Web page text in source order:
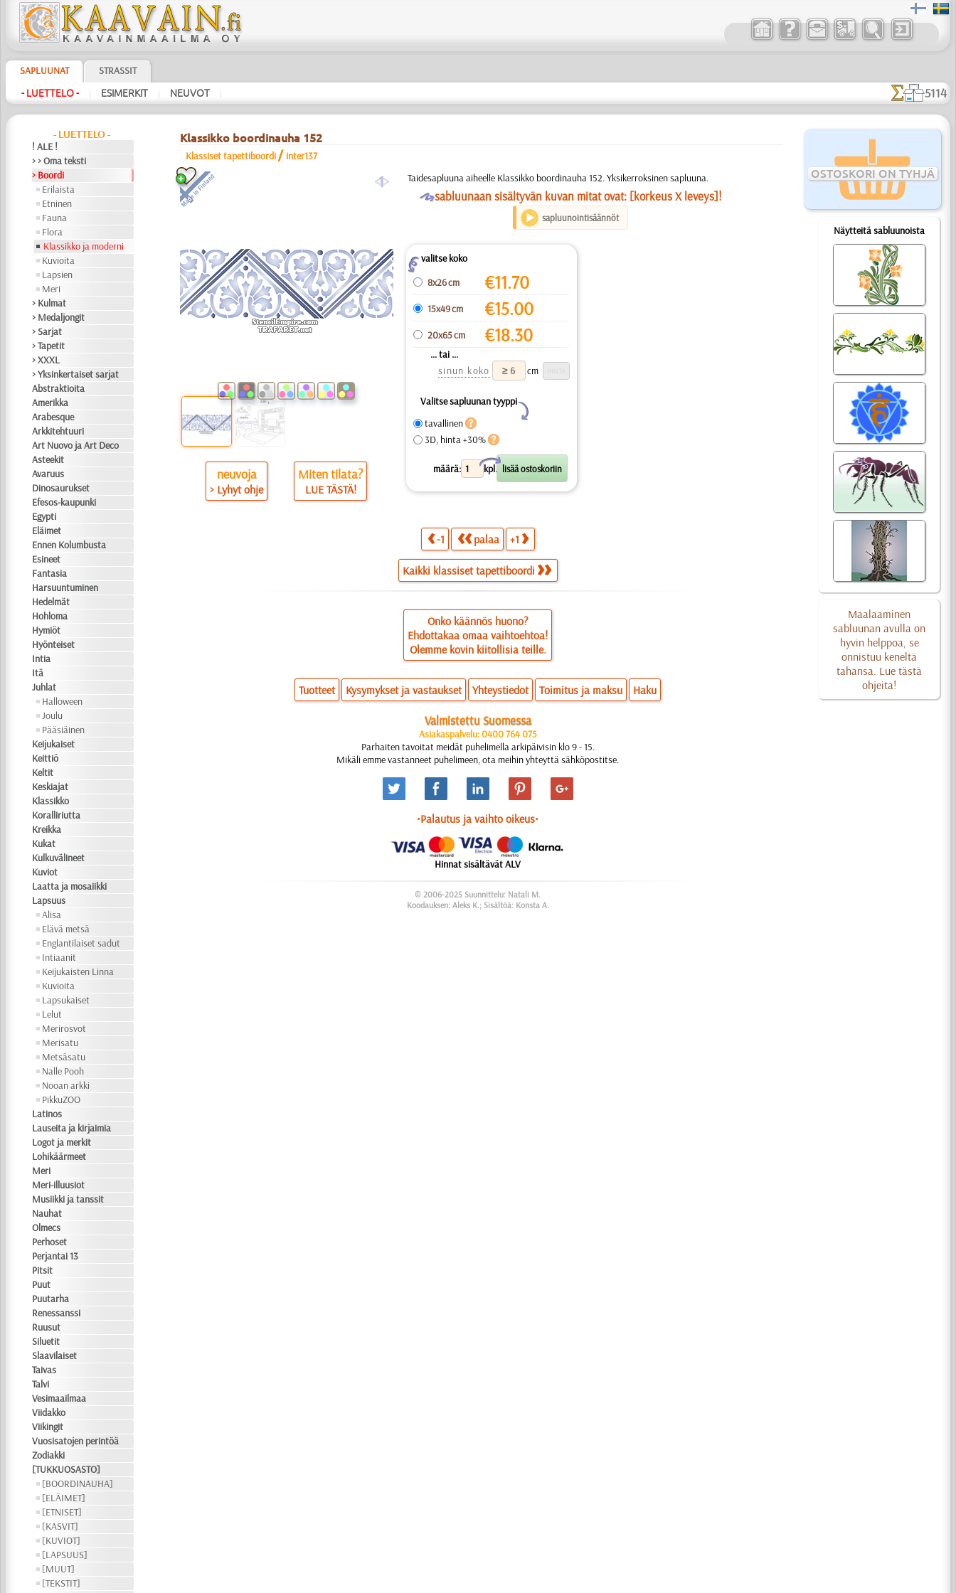
SAPLUUNAT STRASSIT
- LUETTELO - | ESIMERKIT | NEUVOT | 5114
- LUETTELO -
! ALE !
> > Oma teksti
> Boordi
Erilaista
Etninen
Fauna
Flora
Klassikko ja moderni
Kuvioita
Lapsien
Meri
> Kulmat
> Medaljongit
> Sarjat
> Tapetit
> XXXL
> Yksinkertaiset sarjat
Abstraktioita
Amerikka
Arabesque
Arkkitehtuuri
Art Nuovo ja Art Deco
Asteekit
Avaruus
Dinosaurukset
Efesos-kaupunki
Egypti
Eläimet
Ennen Kolumbusta
Esineet
Fantasia
Harsuuntuminen
Hedelmät
Hohloma
Hymiöt
Hyönteiset
Intia
Itä
Juhlat
Halloween
Joulu
Pääsiäinen
Keijukaiset
Keittiö
Keltit
Keskiajat
Klassikko
Koralliriutta
Kreikka
Kukat
Kulkuvälineet
Kuviot
Laatta ja mosaiikki
Lapsuus
Alisa
Elävä metsä
Englantilaiset sadut
Intiaanit
Keijukaisten Linna
Kuvioita
Lapsukaiset
Lelut
Merirosvot
Merisatu
Metsäsatu
Nalle Pooh
Nooan arkki
PikkuZOO
Latinos
Lauseita ja kirjaimia
Logot ja merkit
Lohikäärmeet
Meri
Meri-illuusiot
Musiikki ja tanssit
Nauhat
Olmecs
Perhoset
Perjantai 13
Pitsit
Puut
Puutarha
Renessanssi
Ruusut
Siluetit
Slaavilaiset
Taivas
Talvi
Vesimaailmaa
Viidakko
Viikingit
Vuosisatojen perintöä
Zodiakki
[TUKKUOSASTO]
[BOORDINAUHA]
[ELÄIMET]
[ETNISET]
[KASVIT]
[KUVIOT]
[LAPSUUS]
[MUUT]
[TEKSTIT]
OSTOSKORI ON TYHJÄ
Näytteitä sabluunoista
Maalaaminen
sabluunan avulla on
hyvin helppoa, se
onnistuu keneltä
tahansa. Lue tästä
ohjeita!
Klassikko boordinauha 152
Klassiset tapettiboordi / inter137
a
neuvoja
> Lyhyt ohje
Miten tilata?
LUE TÄSTÄ!
Taidesapluuna aiheelle Klassikko boordinauha 152. Yksikerroksinen sapluuna.
Osabluunaan sisältyvän kuvan mitat ovat: [korkeus X leveys]!
sapluunointisäännöt
Zvalitse koko
8x26 cm
€11.70
15x49 cm €15.00
20x65 cm €18.30
... tai ...
sinun koko
cm
Valitse sapluunan tyyppi
Y
tavallinen
3D, hinta +30%
määrä: kpl.
X
-1 palaa +1
Kaikki klassiset tapettiboordi
Onko käännös huono?
Ehdottakaa omaa vaihtoehtoa!
Olemme kovin kiitollisia teille.
Tuotteet Kysymykset ja vastaukset Yhteystiedot Toimitus ja maksu Haku
Valmistettu Suomessa
Asiakaspalvelu: 0400 764 075
Parhaiten tavoitat meidät puhelimella arkipäivisin klo 9 - 15.
Mikäli emme vastanneet puhelimeen, ota meihin yhteyttä sähköpostitse.
•Palautus ja vaihto oikeus•
Hinnat sisältävät ALV
© 2006-2025 Suunnittelu: Natali M.
Koodauksen: Aleks K.; Sisältöä: Konsta A.